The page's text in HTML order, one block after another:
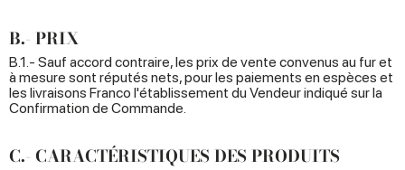
B.- PRIX
B.1.- Sauf accord contraire, les prix de vente convenus au fur et
à mesure sont réputés nets, pour les paiements en espèces et
les livraisons Franco l'établissement du Vendeur indiqué sur la
Confirmation de Commande.
C.- CARACTÉRISTIQUES DES PRODUITS